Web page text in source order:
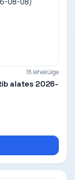
18 lehekülge
alates 2026-